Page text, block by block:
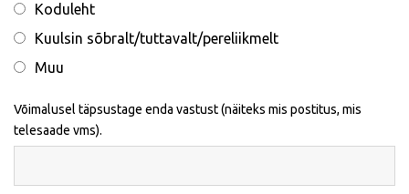
Koduleht
Kuulsin sõbralt/tuttavalt/pereliikmelt
Muu
Võimalusel täpsustage enda vastust (näiteks mis postitus, mis
telesaade vms).